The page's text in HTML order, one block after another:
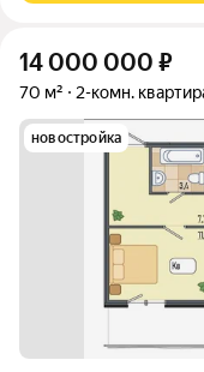
14 000 000 ₽
70 м² 2-комн.
новостройка